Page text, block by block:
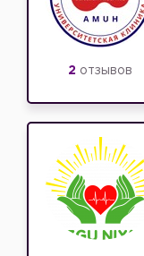
2 отзывов